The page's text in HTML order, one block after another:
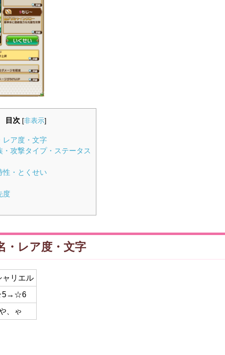
目次 [非表示]
レア度・文字
・攻撃タイプ・ステータス
性・とくせい
度
・レア度・文字
ャリエル
、ゃ